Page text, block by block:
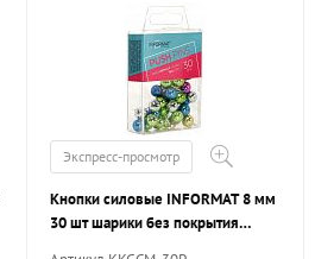
Экспресс-просмотр
Кнопки силовые INFORMAT 8 мм
30 шт шарики без покрытия